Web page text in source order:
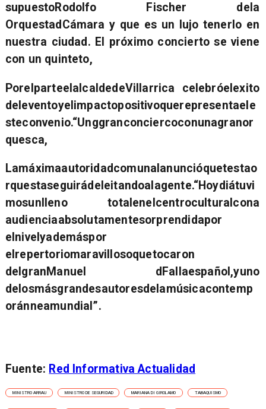
supuestoRodolfo Fischer dela
OrquestadCámara y que es un lujo tenerlo en
nuestra ciudad. El próximo concierto se viene
con un quinteto,
PorelparteelalcaldedeVillarrica celebróelexito
deleventoyelimpactopositivoquerepresentaele
steconvenio.“Unggranconciercoconunagranor
quesca,
Lamáximaautoridadcomunalanuncióquetestao
rquestaseguirádeleitandoalagente.“Hoydiátuvi
mosunlleno totalenelcentroculturalcona
audienciaabsolutamentesorprendidapor
elnivelyademáspor
elrepertoriomaravillosoquetocaron
delgranManuel dFallaespañol,yuno
delosmásgrandesautoresdelamúsicacontemp
oránneamundial”.
Fuente: Red Informativa Actualidad
MINISTRO ARRAU MINISTRO DE SEGURIDAD MARIANA DI GIROLAMO TABAQUISMO